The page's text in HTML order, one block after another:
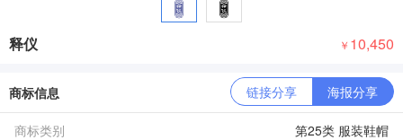
释仪 ￥ 10,450
商标信息 链接分享 海报分享
商标类别
第25类 服装鞋帽